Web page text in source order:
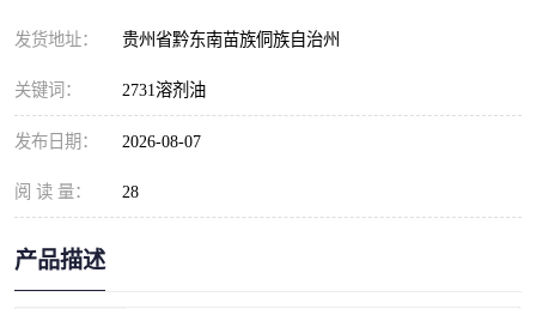
发货地址： 贵州省黔东南苗族侗族自治州
关键词： 2731溶剂油
发布日期： 2026-08-07
阅 读 量： 28
产品描述